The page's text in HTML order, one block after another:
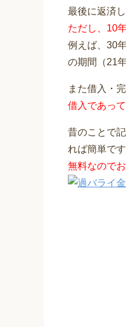
最後に返済
ただし、10
例えば、30
の期間（21
また借入・
借入であっ
昔のことで
れば簡単です
無料なので